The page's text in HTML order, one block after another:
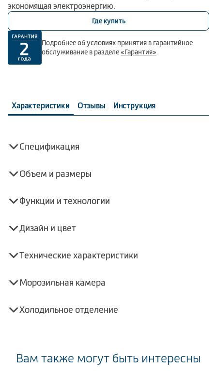
экономящая электроэнергию.
Где купить
Подробнее об условиях принятия в гарантийное
обслуживание в разделе«Гарантия»
Характеристики Отзывы Инструкция
Спецификация
Объем и размеры
Функции и технологии
Дизайн и цвет
Технические характеристики
Морозильная камера
Холодильное отделение
Вам также могут быть интересны